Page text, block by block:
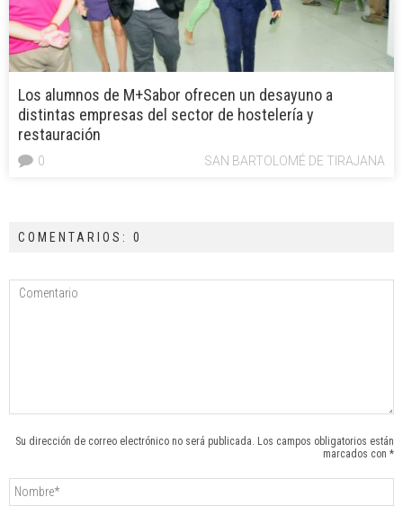
Los alumnos de M+Sabor ofrecen un desayuno a
distintas empresas del sector de hostelería y
restauración
SAN BARTOLOMÉ DE TIRAJANA
0
COMENTARIOS: 0
Su dirección de correo electrónico no será publicada. Los campos obligatorios están
marcados con *